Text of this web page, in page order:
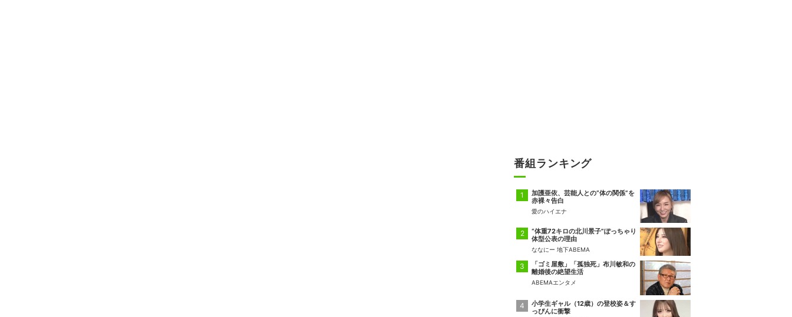
番組ランキング
加護亜依、芸能人との“体の関係”を
赤裸々告白
愛のハイエナ
“体重72キロの北川景子”ぽっちゃり
体型公表の理由
ななにー 地下ABEMA
「ゴミ屋敷」「孤独死」布川敏和の
離婚後の絶望生活
ABEMAエンタメ
小学生ギャル（12歳）の登校姿＆す
っぴんに衝撃